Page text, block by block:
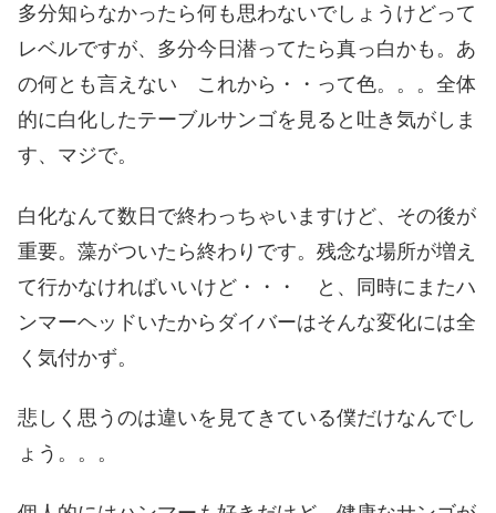
多分知らなかったら何も思わないでしょうけどって
レベルですが、多分今日潜ってたら真っ白かも。あ
の何とも言えない これから・・って色。。。全体
的に白化したテーブルサンゴを見ると吐き気がしま
す、マジで。
白化なんて数日で終わっちゃいますけど、その後が
重要。藻がついたら終わりです。残念な場所が増え
て行かなければいいけど・・・ と、同時にまたハ
ンマーヘッドいたからダイバーはそんな変化には全
く気付かず。
悲しく思うのは違いを見てきている僕だけなんでし
ょう。。。